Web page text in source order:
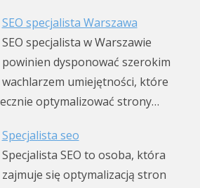
SEO specjalista Warszawa
SEO specjalista w Warszawie
powinien dysponować szerokim
wachlarzem umiejętności, które
optymalizować strony…
Specjalista seo
Specjalista SEO to osoba, która
zajmuje się optymalizacją stron